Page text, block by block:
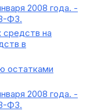
2008 года. -
ФЗ.
на
в
остатками
2008 года. -
ФЗ.